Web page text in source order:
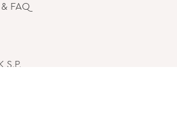
FAQ
S.P.